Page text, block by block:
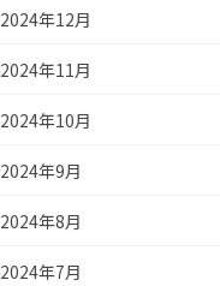
2024年12月
2024年11月
2024年10月
2024年9月
2024年8月
2024年7月